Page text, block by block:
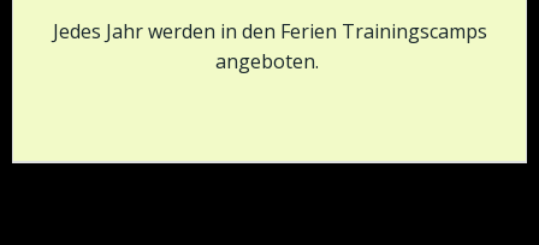
Jedes Jahr werden in den Ferien Trainingscamps
angeboten.